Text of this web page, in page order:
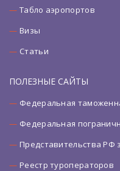
Табло аэропортов
Визы
Статьи
ПОЛЕЗНЫЕ САЙТЫ
Федеральная
Федеральная
Представительства РФ
Реестр туроператоров